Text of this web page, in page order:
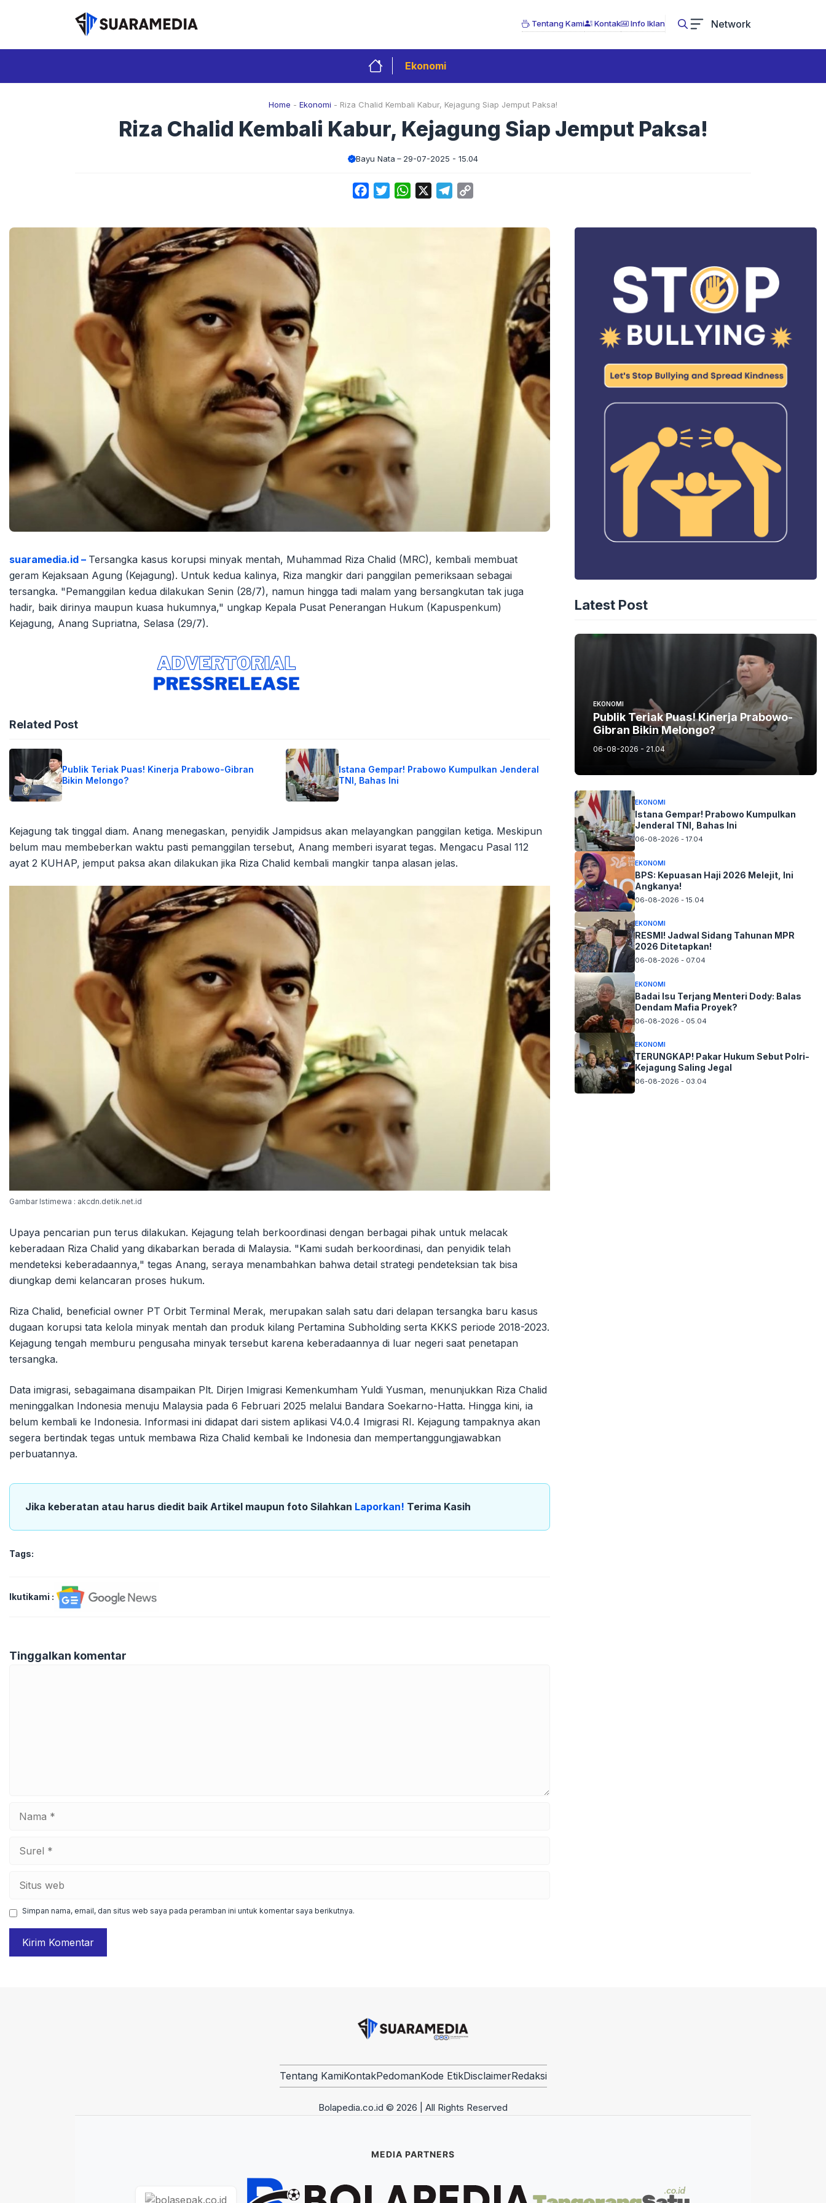
Tentang Kami Kontak Info Iklan Network
Ekonomi
Home - Ekonomi - Riza Chalid Kembali Kabur, Kejagung Siap Jemput Paksa!
Riza Chalid Kembali Kabur, Kejagung Siap Jemput Paksa!
Bayu Nata 29-07-2025 - 15.04
FacebookTwitterWhatsApp Telegram
suaramedia.id – Tersangka kasus korupsi minyak mentah, Muhammad Riza Chalid (MRC), kembali membuat
geram Kejaksaan Agung (Kejagung). Untuk kedua kalinya, Riza mangkir dari panggilan pemeriksaan sebagai
tersangka. "Pemanggilan kedua dilakukan Senin (28/7), namun hingga tadi malam yang bersangkutan tak juga
hadir, baik dirinya maupun kuasa hukumnya," ungkap Kepala Pusat Penerangan Hukum (Kapuspenkum)
Kejagung, Anang Supriatna, Selasa (29/7).
Related Post
Publik Teriak Puas! Kinerja Prabowo-Gibran
Bikin Melongo?
Istana Gempar! Prabowo Kumpulkan Jenderal
TNI, Bahas Ini
Kejagung tak tinggal diam. Anang menegaskan, penyidik Jampidsus akan melayangkan panggilan ketiga. Meskipun
belum mau membeberkan waktu pasti pemanggilan tersebut, Anang memberi isyarat tegas. Mengacu Pasal 112
ayat 2 KUHAP, jemput paksa akan dilakukan jika Riza Chalid kembali mangkir tanpa alasan jelas.
Gambar Istimewa : akcdn.detik.net.id
Upaya pencarian pun terus dilakukan. Kejagung telah berkoordinasi dengan berbagai pihak untuk melacak
keberadaan Riza Chalid yang dikabarkan berada di Malaysia. "Kami sudah berkoordinasi, dan penyidik telah
mendeteksi keberadaannya," tegas Anang, seraya menambahkan bahwa detail strategi pendeteksian tak bisa
diungkap demi kelancaran proses hukum.
Riza Chalid, beneficial owner PT Orbit Terminal Merak, merupakan salah satu dari delapan tersangka baru kasus
dugaan korupsi tata kelola minyak mentah dan produk kilang Pertamina Subholding serta KKKS periode 2018-2023.
Kejagung tengah memburu pengusaha minyak tersebut karena keberadaannya di luar negeri saat penetapan
tersangka.
Data imigrasi, sebagaimana disampaikan Plt. Dirjen Imigrasi Kemenkumham Yuldi Yusman, menunjukkan Riza Chalid
meninggalkan Indonesia menuju Malaysia pada 6 Februari 2025 melalui Bandara Soekarno-Hatta. Hingga kini, ia
belum kembali ke Indonesia. Informasi ini didapat dari sistem aplikasi V4.0.4 Imigrasi RI. Kejagung tampaknya akan
segera bertindak tegas untuk membawa Riza Chalid kembali ke Indonesia dan mempertanggungjawabkan
perbuatannya.
Jika keberatan atau harus diedit baik Artikel maupun foto Silahkan Laporkan! Terima Kasih
Tags:
Ikutikami :
Tinggalkan komentar
Simpan nama, email, dan situs web saya pada peramban ini untuk komentar saya berikutnya.
Latest Post
EKONOMI
Publik Teriak Puas! Kinerja Prabowo-
Gibran Bikin Melongo?
06-08-2026 - 21.04
EKONOMI
Istana Gempar! Prabowo Kumpulkan
Jenderal TNI, Bahas Ini
06-08-2026 - 17.04
EKONOMI
BPS: Kepuasan Haji 2026 Melejit, Ini
Angkanya!
06-08-2026 - 15.04
EKONOMI
RESMI! Jadwal Sidang Tahunan MPR
2026 Ditetapkan!
06-08-2026 - 07.04
EKONOMI
Badai Isu Terjang Menteri Dody: Balas
Dendam Mafia Proyek?
06-08-2026 - 05.04
EKONOMI
TERUNGKAP! Pakar Hukum Sebut Polri-
Kejagung Saling Jegal
06-08-2026 - 03.04
Tentang KamiKontakPedomanKode EtikDisclaimerRedaksi
Bolapedia.co.id © 2026 | All Rights Reserved
MEDIA PARTNERS